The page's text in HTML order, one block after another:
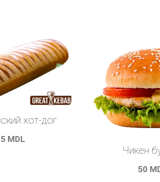
хот-дог
MDL
Чикен
50